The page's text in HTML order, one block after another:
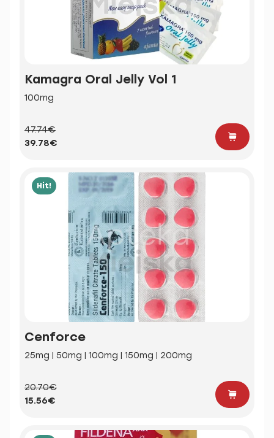
Kamagra Oral Jelly Vol 1
100mg
47.74€
39.78€
Hit!
Cenforce
25mg | 50mg | 100mg | 150mg | 200mg
20.70€
15.56€